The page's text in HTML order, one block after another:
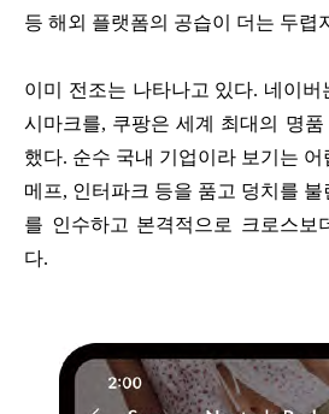
등 해외 플랫폼의 공습이 더는 두렵
이미 전조는 나타나고 있다. 네이버
시마크를, 쿠팡은 세계 최대의 명
했다. 순수 국내 기업이라 보기는 어
메프, 인터파크 등을 품고 덩치를 불
를 인수하고 본격적으로 크로스보
다.